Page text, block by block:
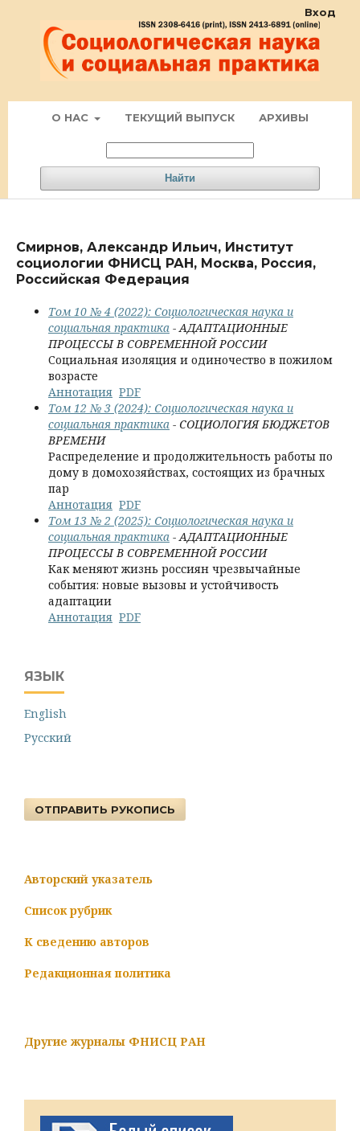
О НАС ТЕКУЩИЙ ВЫПУСК АРХИВЫ
Найти
Вход
Смирнов, Александр Ильич, Институт
социологии ФНИСЦ РАН, Москва, Россия,
Российская Федерация
Том 10 № 4 (2022): Социологическая наука и
социальная практика - АДАПТАЦИОННЫЕ
ПРОЦЕССЫ В СОВРЕМЕННОЙ РОССИИ
Социальная изоляция и одиночество в пожилом
возрасте
Аннотация PDF
Том 12 № 3 (2024): Социологическая наука и
социальная практика - СОЦИОЛОГИЯ БЮДЖЕТОВ
ВРЕМЕНИ
Распределение и продолжительность работы по
дому в домохозяйствах, состоящих из брачных
пар
Аннотация PDF
Том 13 № 2 (2025): Социологическая наука и
социальная практика - АДАПТАЦИОННЫЕ
ПРОЦЕССЫ В СОВРЕМЕННОЙ РОССИИ
Как меняют жизнь россиян чрезвычайные
события: новые вызовы и устойчивость
адаптации
Аннотация PDF
ЯЗЫК
English
Русский
ОТПРАВИТЬ РУКОПИСЬ
Авторский указатель
Список рубрик
К сведению авторов
Редакционная политика
Другие журналы ФНИСЦ РАН